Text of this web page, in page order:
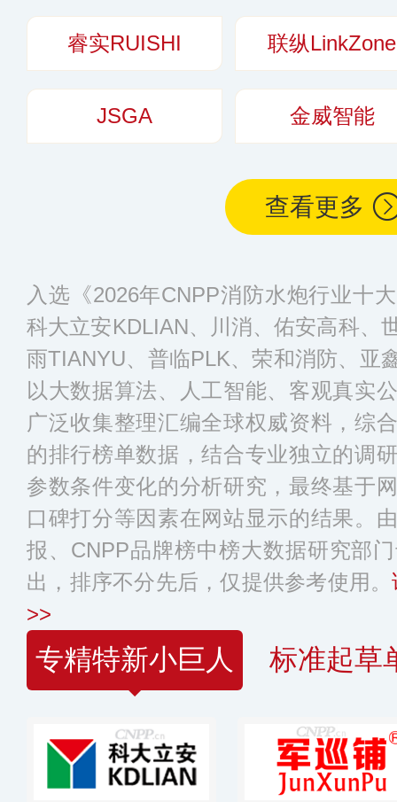
睿实RUISHI 联纵LinkZone
JSGA 金威智能
查看更多
入选《2026年CNPP消防水炮行业十
科大立安KDLIAN、川消、佑安高科、
雨TIANYU、普临PLK、荣和消防、亚
以大数据算法、人工智能、客观真实
广泛收集整理汇编全球权威资料，综
的排行榜单数据，结合专业独立的调
参数条件变化的分析研究，最终基于
口碑打分等因素在网站显示的结果。
报、CNPP品牌榜中榜大数据研究部
出，排序不分先后，仅提供参考使用。
>>
专精特新小巨人 标准起草